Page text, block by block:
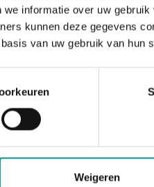
informatie over uw
kunnen deze gegevens
van uw gebruik van hun
Weigeren